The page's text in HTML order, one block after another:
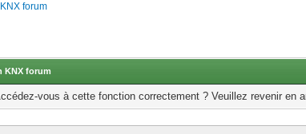
forum
KNX forum
vous à cette fonction correctement ? Veuillez revenir en